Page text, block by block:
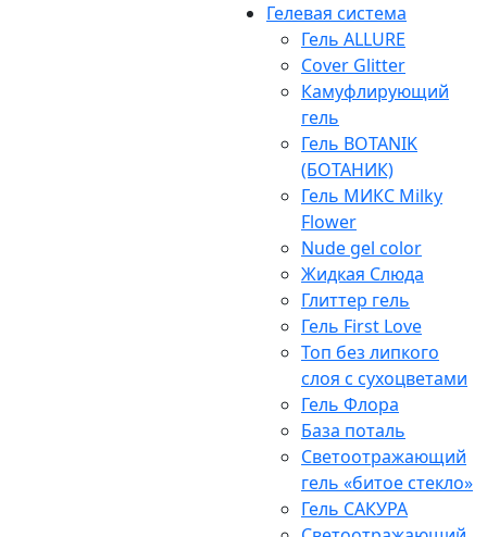
Гелевая система
Гель ALLURE
Cover Glitter
Камуфлирующий
гель
Гель BOTANIK
(БОТАНИК)
Гель МИКС Milky
Flower
Nude gel color
Жидкая Слюда
Глиттер гель
Гель First Love
Топ без липкого
слоя с сухоцветами
Гель Флора
База поталь
Светоотражающий
гель «битое стекло»
Гель САКУРА